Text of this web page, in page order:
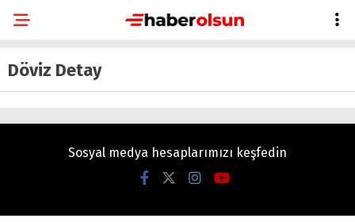
Döviz Detay
Sosyal medya hesaplarımızı keşfedin